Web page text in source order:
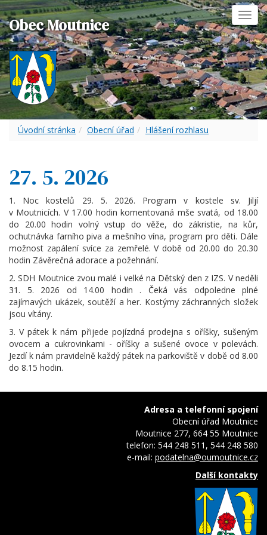
Obec Moutnice
Úvodní stránka Obecní úřad Hlášení rozhlasu
27. 5. 2026
1. Noc kostelů 29. 5. 2026. Program v kostele sv. Jiljí
v Moutnicích. V 17.00 hodin komentovaná mše svatá, od 18.00
do 20.00 hodin volný vstup do věže, do zákristie, na kůr,
ochutnávka farního piva a mešního vína, program pro děti. Dále
možnost zapálení svíce za zemřelé. V době od 20.00 do 20.30
hodin Závěrečná adorace a požehnání.
2. SDH Moutnice zvou malé i velké na Dětský den z IZS. V neděli
31. 5. 2026 od 14.00 hodin . Čeká vás odpoledne plné
zajímavých ukázek, soutěží a her. Kostýmy záchranných složek
jsou vítány.
3. V pátek k nám přijede pojízdná prodejna s oříšky, sušeným
ovocem a cukrovinkami - oříšky a sušené ovoce v polevách.
Jezdí k nám pravidelně každý pátek na parkoviště v době od 8.00
do 8.15 hodin.
Adresa a telefonní spojení
Obecní úřad Moutnice
Moutnice 277, 664 55 Moutnice
telefon: 544 248 511, 544 248 580
e-mail: podatelna@oumoutnice.cz
Další kontakty